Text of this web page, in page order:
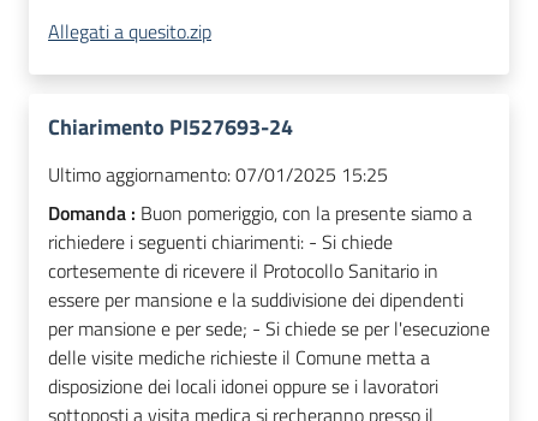
Allegati a quesito.zip
Chiarimento PI527693-24
Ultimo aggiornamento:07/01/2025 15:25
Domanda : Buon pomeriggio, con la presente siamo a
richiedere i seguenti chiarimenti: - Si chiede
cortesemente di ricevere il Protocollo Sanitario in
essere per mansione e la suddivisione dei dipendenti
per mansione e per sede; - Si chiede se per l'esecuzione
delle visite mediche richieste il Comune metta a
disposizione dei locali idonei oppure se i lavoratori